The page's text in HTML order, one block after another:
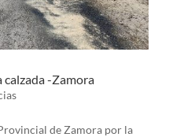
-Zamora
de Zamora por la